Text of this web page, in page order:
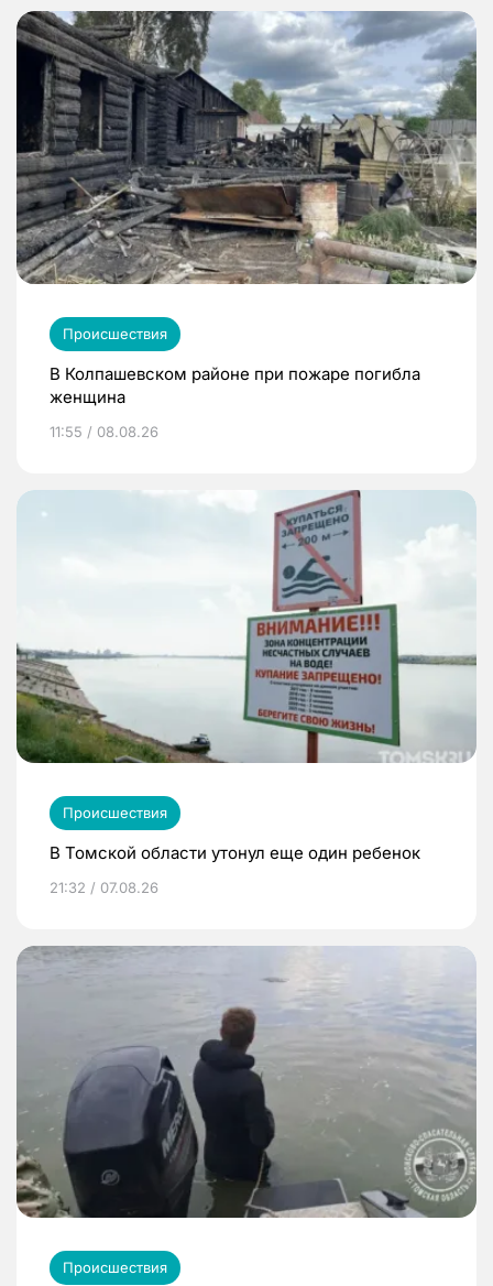
Происшествия
В Колпашевском районе при пожаре погибла
женщина
11:55 / 08.08.26
Происшествия
В Томской области утонул еще один ребенок
21:32 / 07.08.26
Происшествия